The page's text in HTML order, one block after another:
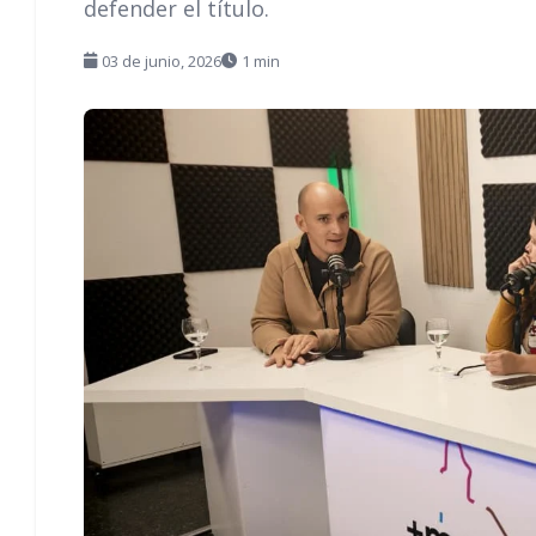
defender el título.
03 de junio, 2026 1 min